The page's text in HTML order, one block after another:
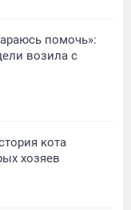
помочь»:
возила с
кота
хозяев